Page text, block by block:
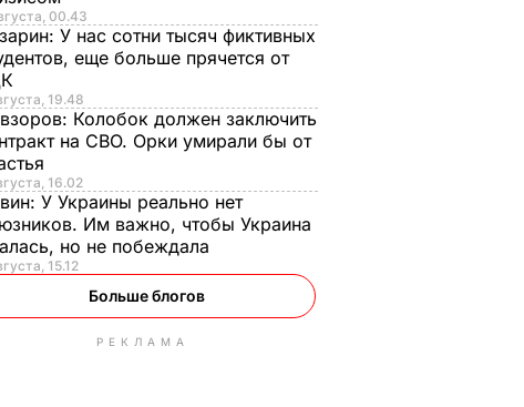
00.43
У нас сотни тысяч фиктивных
еще больше прячется от
19.48
Колобок должен заключить
на СВО. Орки умирали бы от
16.02
У Украины реально нет
Им важно, чтобы Украина
но не побеждала
15.12
Больше блогов
РЕКЛАМА